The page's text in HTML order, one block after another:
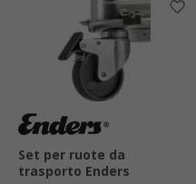
Set per ruote da
trasporto Enders